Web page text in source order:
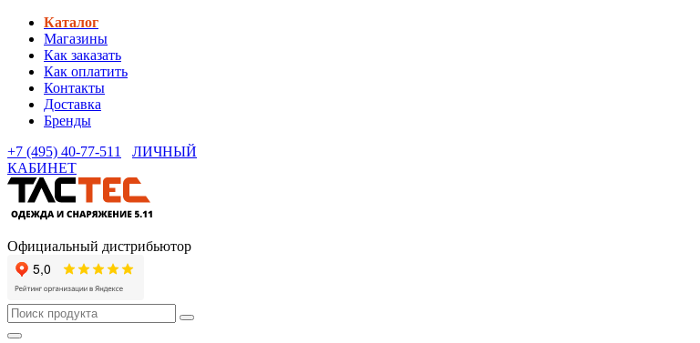
Каталог
Магазины
Как заказать
Как оплатить
Контакты
Доставка
Бренды
+7 (495) 40-77-511
ЛИЧНЫЙ
КАБИНЕТ
Официальный дистрибьютор